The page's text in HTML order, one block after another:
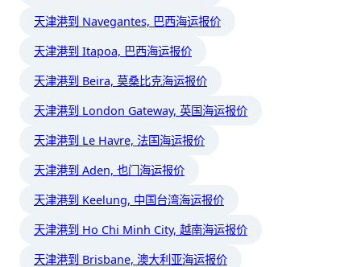
天津港到 Navegantes, 巴西海运报价
天津港到 Itapoa, 巴西海运报价
天津港到 Beira, 莫桑比克海运报价
天津港到 London Gateway, 英国海运报价
天津港到 Le Havre, 法国海运报价
天津港到 Aden, 也门海运报价
天津港到 Keelung, 中国台湾海运报价
天津港到 Ho Chi Minh City, 越南海运报价
天津港到 Brisbane, 澳大利亚海运报价